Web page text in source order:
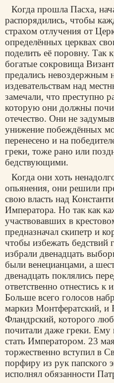
Когда прошла Пасха,
распорядились, чтобы
страхом отлучения от
определённых церквах
поделить её поровну. Так
богатые сокровища
предались невоздержным
издевательствам над
замечали, что преступно
которую они должны
отечество. Они не
унижение побеждённых
перенесено и на
греки, тоже рано или
бедствующими.
Когда они хоть
опьянения, они решили
свою власть над
Императора. Но так как
участвовавших в
предназначал скипетр и
чтобы избежать бедствий
избрали двенадцать
были венецианцами, а
двенадцать поклялись
ответственно отнестись
Больше всего голосов
маркиз Монтфератский, и
Фландрский, которого
почитали даже греки. Ему
стать Императором. 23
торжественно вступил в
порфиру из рук папского
исполнял обязанности